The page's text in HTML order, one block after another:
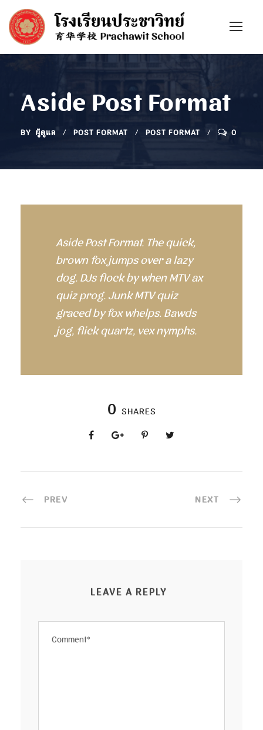
Aside Post Format
BY ผู้ดูแล POST FORMAT POST FORMAT 0
Aside Post Format. The quick,
brown fox jumps over a lazy
dog. DJs flock by when MTV ax
quiz prog. Junk MTV quiz
graced by fox whelps. Bawds
jog, flick quartz, vex nymphs.
0 SHARES
PREV NEXT
LEAVE A REPLY